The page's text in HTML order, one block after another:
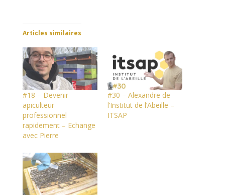
Articles similaires
#18 – Devenir
apiculteur
professionnel
rapidement – Echange
avec Pierre
#30 – Alexandre de
l’Institut de l’Abeille –
ITSAP